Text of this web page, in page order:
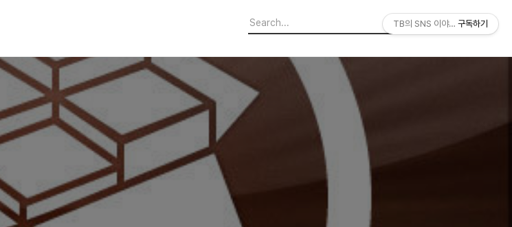
TB의 SNS 이야기 구독하기